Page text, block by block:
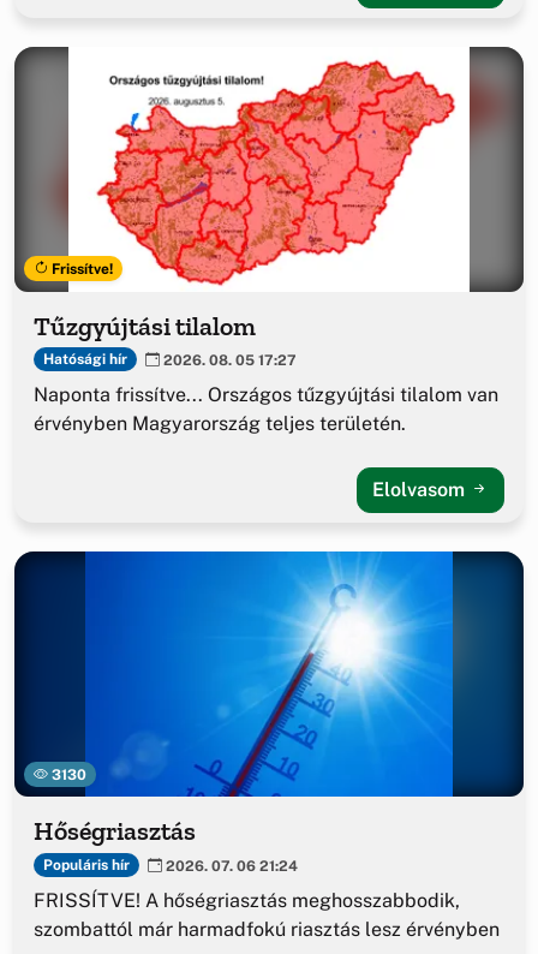
Frissítve!
Tűzgyújtási tilalom
Hatósági hír 2026. 08. 05 17:27
Naponta frissítve... Országos tűzgyújtási tilalom van
érvényben Magyarország teljes területén.
Elolvasom
3130
Hőségriasztás
Populáris hír 2026. 07. 06 21:24
FRISSÍTVE! A hőségriasztás meghosszabbodik,
szombattól már harmadfokú riasztás lesz érvényben